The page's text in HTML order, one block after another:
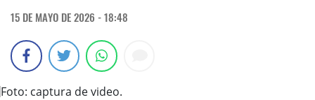
15 DE MAYO DE 2026 - 18:48